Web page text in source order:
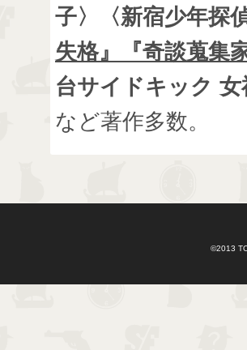
子〉〈新宿少年探
失格』
『奇談蒐集
台サイドキック
など著作多数。
©2013